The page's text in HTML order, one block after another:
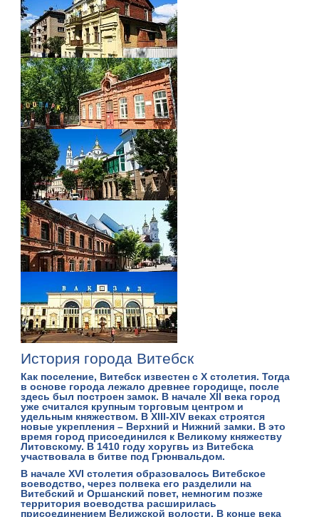
История города Витебск
Как поселение, Витебск известен с X столетия. Тогда
в основе города лежало древнее городище, после
здесь был построен замок. В начале XII века город
уже считался крупным торговым центром и
удельным княжеством. В XIII-XIV веках строятся
новые укрепления – Верхний и Нижний замки. В это
время город присоединился к Великому княжеству
Литовскому. В 1410 году хоругвь из Витебска
участвовала в битве под Грюнвальдом.
В начале XVI столетия образовалось Витебское
воеводство, через полвека его разделили на
Витебский и Оршанский повет, немногим позже
территория воеводства расширилась
присоединением Велижской волости. В конце века